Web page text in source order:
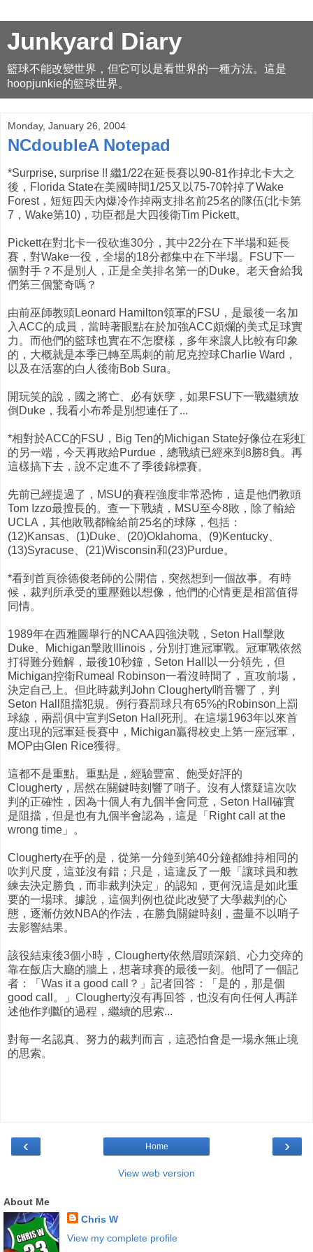
Junkyard Diary
籃球不能改變世界，但它可以是看世界的一種方法。這是
hoopjunkie的籃球世界。
Monday, January 26, 2004
NCdoubleA Notepad
*Surprise, surprise !! 繼1/22在延長賽以90-81作掉北卡大之
後，Florida State在美國時間1/25又以75-70幹掉了Wake
Forest，短短四天內爆冷作掉兩支排名前25名的隊伍(北卡第
7，Wake第10)，功臣都是大四後衛Tim Pickett。
Pickett在對北卡一役砍進30分，其中22分在下半場和延長
賽，對Wake一役，全場的18分都集中在下半場。FSU下一
個對手？不是別人，正是全美排名第一的Duke。老天會給我
們第三個驚奇嗎？
由前巫師教頭Leonard Hamilton領軍的FSU，是最後一名加
入ACC的成員，當時著眼點在於加強ACC頗爛的美式足球實
力。而他們的籃球也實在不怎麼樣，多年來讓人比較有印象
的，大概就是本季已轉至馬刺的前尼克控球Charlie Ward，
以及在活塞的白人後衛Bob Sura。
開玩笑的說，國之將亡、必有妖孽，如果FSU下一戰繼續放
倒Duke，我看小布希是別想連任了...
*相對於ACC的FSU，Big Ten的Michigan State好像位在彩虹
的另一端，今天再敗給Purdue，總戰績已經來到8勝8負。再
這樣搞下去，說不定進不了季後錦標賽。
先前已經提過了，MSU的賽程強度非常恐怖，這是他們教頭
Tom Izzo最擅長的。查一下戰績，MSU至今8敗，除了輸給
UCLA，其他敗戰都輸給前25名的球隊，包括：
(12)Kansas、(1)Duke、(20)Oklahoma、(9)Kentucky、
(13)Syracuse、(21)Wisconsin和(23)Purdue。
*看到首頁徐德俊老師的公開信，突然想到一個故事。有時
候，裁判所承受的重壓難以想像，他們的心情更是相當值得
同情。
1989年在西雅圖舉行的NCAA四強決戰，Seton Hall擊敗
Duke、Michigan擊敗Illinois，分別打進冠軍戰。冠軍戰依然
打得難分難解，最後10秒鐘，Seton Hall以一分領先，但
Michigan控衛Rumeal Robinson一看沒時間了，直攻前場，
決定自己上。但此時裁判John Clougherty哨音響了，判
Seton Hall阻擋犯規。例行賽罰球只有65%的Robinson上罰
球線，兩罰俱中宣判Seton Hall死刑。在這場1963年以來首
度出現的冠軍延長賽中，Michigan贏得校史上第一座冠軍，
MOP由Glen Rice獲得。
這都不是重點。重點是，經驗豐富、飽受好評的
Clougherty，居然在關鍵時刻響了哨子。沒有人懷疑這次吹
判的正確性，因為十個人有九個半會同意，Seton Hall確實
是阻擋，但是也有九個半會認為，這是「Right call at the
wrong time」。
Clougherty在乎的是，從第一分鐘到第40分鐘都維持相同的
吹判尺度，這並沒有錯；只是，這違反了一般「讓球員和教
練去決定勝負，而非裁判決定」的認知，更何況這是如此重
要的一場球。據說，這個判例也從此改變了大學裁判的心
態，逐漸仿效NBA的作法，在勝負關鍵時刻，盡量不以哨子
去影響結果。
該役結束後3個小時，Clougherty依然眉頭深鎖、心力交瘁的
靠在飯店大廳的牆上，想著球賽的最後一刻。他問了一個記
者：「Was it a good call？」記者回答：「是的，那是個
good call。」Clougherty沒有再回答，也沒有向任何人再詳
述他作判斷的過程，繼續的思索...
對每一名認真、努力的裁判而言，這恐怕會是一場永無止境
的思索。
‹ ›
Home
View web version
About Me
Chris W
View my complete profile